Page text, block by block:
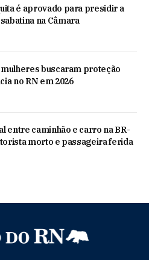
é aprovado para presidir a
na Câmara
mulheres buscaram proteção
no RN em 2026
entre caminhão e carro na BR-
morto e passageira ferida